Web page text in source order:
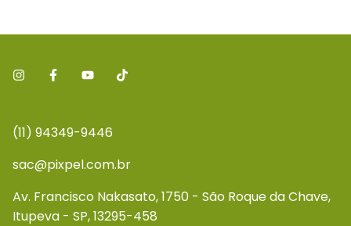
(11) 94349-9446
sac@pixpel.com.br
Av. Francisco Nakasato, 1750 - São Roque da Chave,
Itupeva - SP, 13295-458